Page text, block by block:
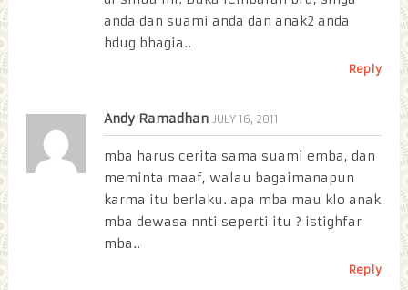
anda dan suami anda dan anak2 anda
hdug bhagia..
Reply
Andy Ramadhan JULY 16, 2011
mba harus cerita sama suami emba, dan
meminta maaf, walau bagaimanapun
karma itu berlaku. apa mba mau klo anak
mba dewasa nnti seperti itu ? istighfar
mba..
Reply